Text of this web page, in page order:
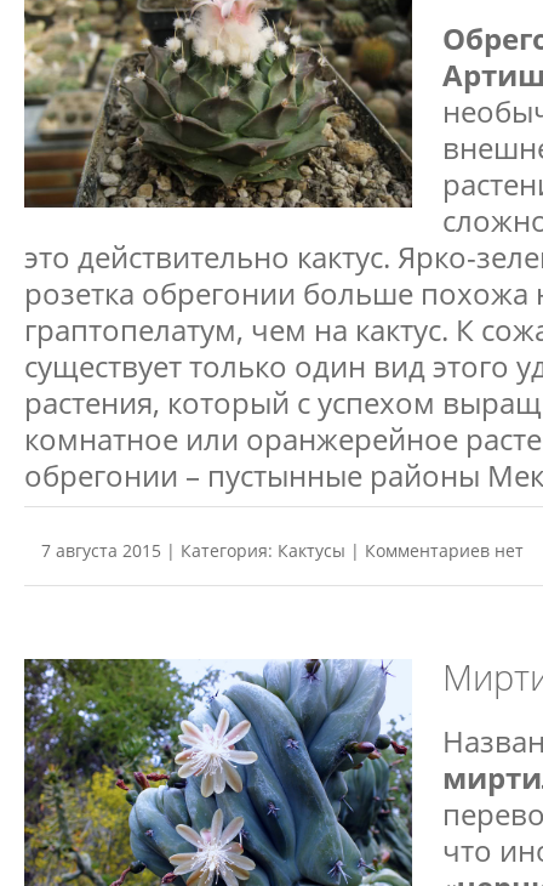
это действительно кактус. Ярко-
розетка обрегонии больше похожа
граптопелатум, чем на кактус. К
существует только один вид этого
растения, который с успехом
комнатное или оранжерейное
обрегонии – пустынные районы
7 августа 2015 | Категория: Кактусы | Комментариев нет
что